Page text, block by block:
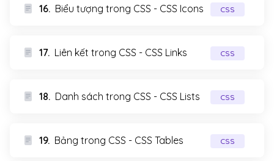
16. Biểu tượng trong CSS - CSS Icons CSS
17. Liên kết trong CSS - CSS Links CSS
18. Danh sách trong CSS - CSS Lists CSS
19. Bảng trong CSS - CSS Tables CSS